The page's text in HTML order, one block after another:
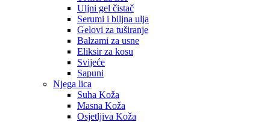
Uljni gel čistač
Serumi i biljna ulja
Gelovi za tuširanje
Balzami za usne
Eliksir za kosu
Svijeće
Sapuni
Njega lica
Suha Koža
Masna Koža
Osjetljiva Koža